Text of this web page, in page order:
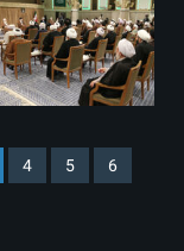
4 5 6